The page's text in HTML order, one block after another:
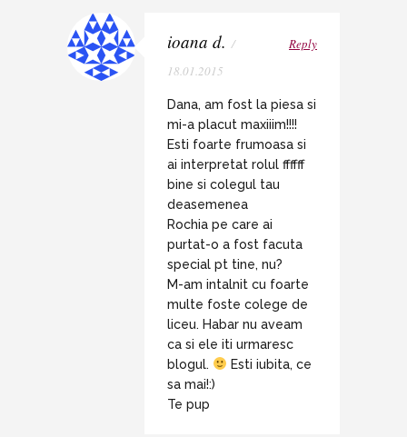
ioana d. /
18.01.2015
Reply
Dana, am fost la piesa si
mi-a placut maxiiim!!!!
Esti foarte frumoasa si
ai interpretat rolul ffffff
bine si colegul tau
deasemenea
Rochia pe care ai
purtat-o a fost facuta
special pt tine, nu?
M-am intalnit cu foarte
multe foste colege de
liceu. Habar nu aveam
ca si ele iti urmaresc
blogul.
Esti iubita, ce
sa mai!:)
Te pup